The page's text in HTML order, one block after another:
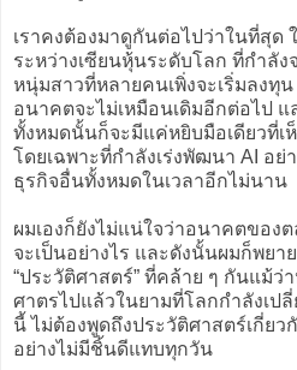
เราคงต้องมาดูกันต่อไปว่าในที่สุด
ระหว่างเซียนหุ้นระดับโลก ที่กำลั
หนุ่มสาวที่หลายคนเพิ่งจะเริ่มลงทุน
อนาคตจะไม่เหมือนเดิมอีกต่อไป แ
ทั้งหมดนั้นก็จะมีแค่หยิบมือเดียวที่
โดยเฉพาะที่กำลังเร่งพัฒนา AI อ
ธุรกิจอื่นทั้งหมดในเวลาอีกไม่นาน
ผมเองก็ยังไม่แน่ใจว่าอนาคตของ
จะเป็นอย่างไร และดังนั้นผมก็พยา
“ประวัติศาสตร์” ที่คล้าย ๆ กันแม้ว่
ศาตรไปแล้วในยามที่โลกกำลังเป
นี้ ไม่ต้องพูดถึงประวัติศาสตร์เกี่ยว
อย่างไม่มีชิ้นดีแทบทุกวัน